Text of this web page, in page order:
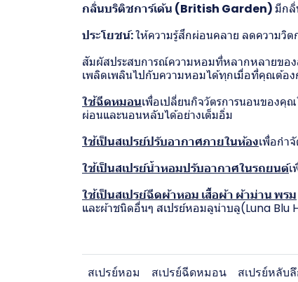
กลิ่นบริติชการ์เด้น (British Garden)มีกลิ่
ประโยชน์:ให้ความรู้สึกผ่อนคลาย ลดความวิต
สัมผัสประสบการณ์ความหอมที่หลากหลายขอ
เพลิดเพลินไปกับความหอมได้ทุกเมื่อที่คุณต้อง
ใช้ฉีดหมอนเพื่อเปลี่ยนกิจวัตรการนอนของ
ผ่อนและนอนหลับได้อย่างเต็มอิ่ม
ใช้เป็นสเปรย์ปรับอากาศภายในห้องเพื่อกำ
ใช้เป็นสเปรย์น้ำหอมปรับอากาศในรถยนต์
ใช้เป็นสเปรย์ฉีดผ้าหอม เสื้อผ้า ผ้าม่าน พรม
และผ้าชนิดอื่นๆ สเปรย์หอมลูน่าบลู(Luna
สเปรย์หอม สเปรย์ฉีดหมอน สเปรย์หลับ